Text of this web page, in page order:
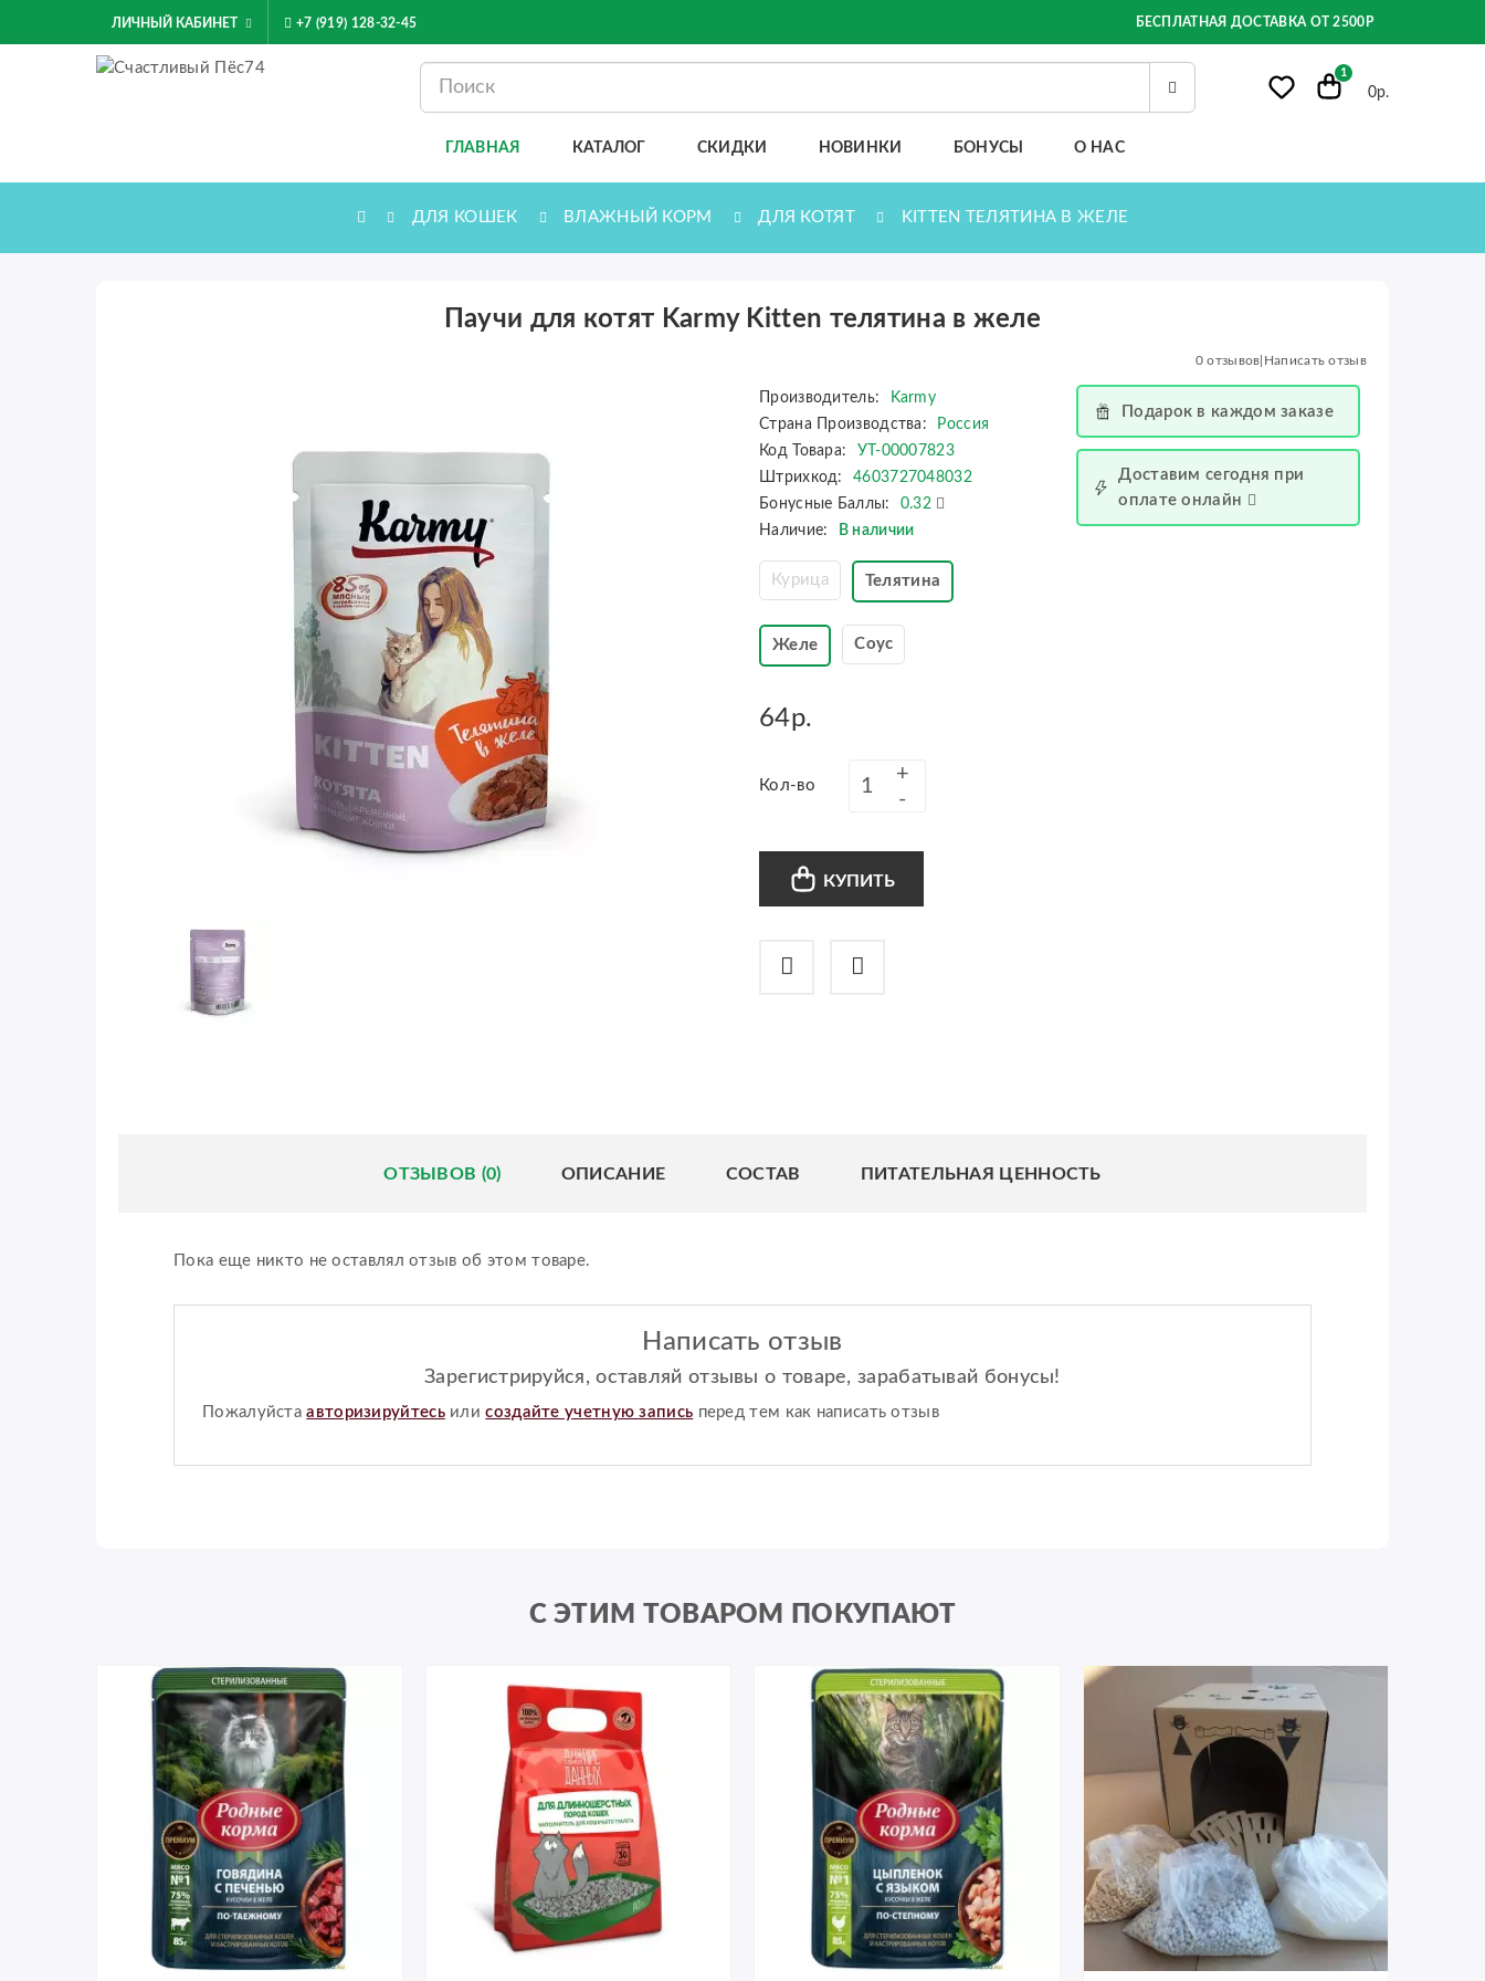
ЛИЧНЫЙ КАБИНЕТ +7 (919) 128-32-45 БЕСПЛАТНАЯ ДОСТАВКА ОТ 2500Р
1
0р.
ГЛАВНАЯ КАТАЛОГ СКИДКИ НОВИНКИ БОНУСЫ О НАС
ДЛЯ КОШЕК ВЛАЖНЫЙ КОРМ ДЛЯ КОТЯТ KITTEN ТЕЛЯТИНА В ЖЕЛЕ
Паучи для котят Karmy Kitten телятина в желе
0 отзывов Написать отзыв
Производитель:
Karmy
Страна Производства:
Россия
Код Товара:
УТ-00007823
Штрихкод:
4603727048032
Бонусные Баллы:
0.32
Наличие:
В наличии
Курица Телятина
Желе Соус
64р.
Кол-во
КУПИТЬ
Подарок в каждом заказе
Доставим сегодня при
оплате онлайн
ОТЗЫВОВ (0) ОПИСАНИЕ СОСТАВ ПИТАТЕЛЬНАЯ ЦЕННОСТЬ
Пока еще никто не оставлял отзыв об этом товаре.
Написать отзыв
Зарегистрируйся, оставляй отзывы о товаре, зарабатывай бонусы!
Пожалуйстаавторизируйтесьилисоздайте учетную запись перед тем как написать отзыв
С ЭТИМ ТОВАРОМ ПОКУПАЮТ